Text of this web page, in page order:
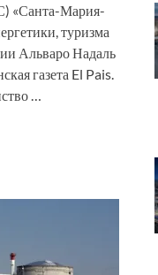
​«Санта-Мария-
туризма
Альваро Надаль
газета El Pais.
…